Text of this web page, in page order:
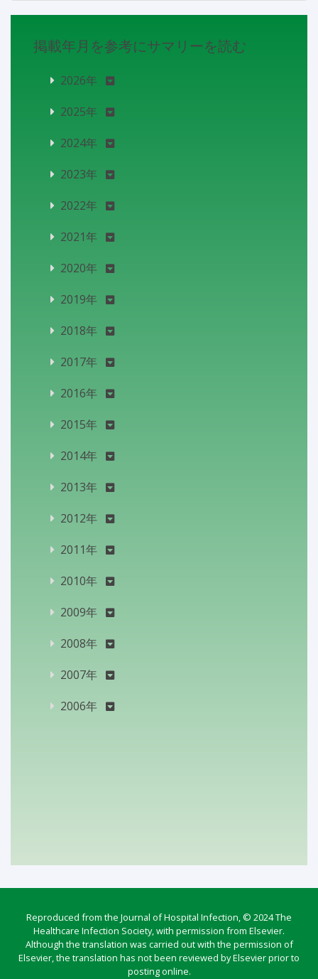
掲載年月を参考にサマリーを読む
2026年
2025年
2024年
2023年
2022年
2021年
2020年
2019年
2018年
2017年
2016年
2015年
2014年
2013年
2012年
2011年
2010年
2009年
2008年
2007年
2006年
Reproduced from the Journal of Hospital Infection, © 2024 The
Healthcare Infection Society, with permission from Elsevier.
Although the translation was carried out with the permission of
Elsevier, the translation has not been reviewed by Elsevier prior to
posting online.